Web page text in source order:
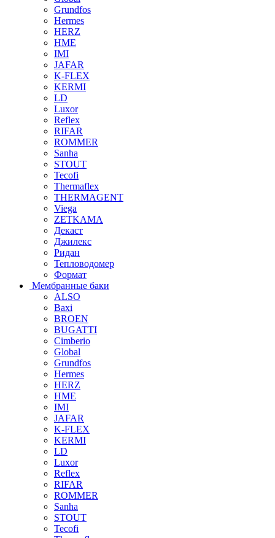
Grundfos
Hermes
HERZ
HME
IMI
JAFAR
K-FLEX
KERMI
LD
Luxor
Reflex
RIFAR
ROMMER
Sanha
STOUT
Tecofi
Thermaflex
THERMAGENT
Viega
ZETKAMA
Декаст
Джилекс
Ридан
Тепловодомер
Формат
Мембранные баки
ALSO
Baxi
BROEN
BUGATTI
Cimberio
Global
Grundfos
Hermes
HERZ
HME
IMI
JAFAR
K-FLEX
KERMI
LD
Luxor
Reflex
RIFAR
ROMMER
Sanha
STOUT
Tecofi